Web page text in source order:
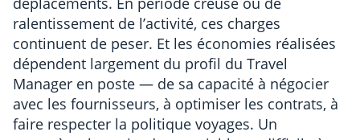
ralentissement de l’activité, ces charges
continuent de peser. Et les économies réalisées
dépendent largement du profil du Travel
Manager en poste — de sa capacité à négocier
avec les fournisseurs, à optimiser les contrats, à
faire respecter la politique voyages. Un